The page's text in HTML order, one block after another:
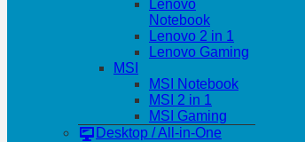
Lenovo
Notebook
Lenovo 2 in 1
Lenovo Gaming
MSI
MSI Notebook
MSI 2 in 1
MSI Gaming
Desktop / All-in-One